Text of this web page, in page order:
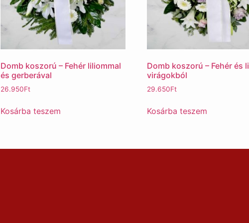
Domb koszorú – Fehér liliommal
és gerberával
26.950Ft
Kosárba teszem
Domb koszorú – Fehér és
virágokból
29.650Ft
Kosárba teszem